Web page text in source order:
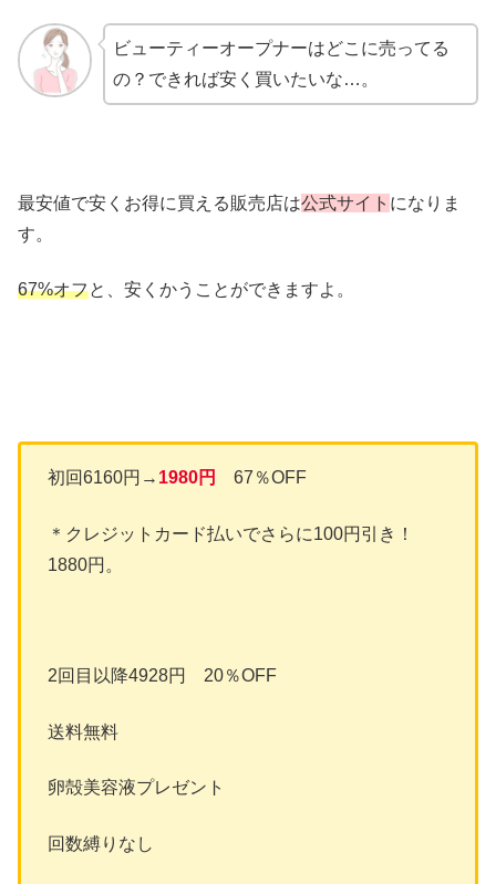
ビューティーオープナーはどこに売ってる
の？できれば安く買いたいな…。
最安値で安くお得に買える販売店は公式サイト になりま
す。
67%オフと、安くかうことができますよ。
初回6160円→ 1980円 67％OFF
＊クレジットカード払いでさらに100円引き！
1880円。
2回目以降4928円 20％OFF
送料無料
卵殻美容液プレゼント
回数縛りなし